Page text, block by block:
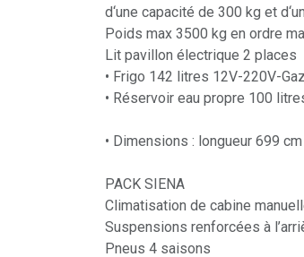
d‘une capacité de 300 kg et
Poids max 3500 kg en ordre
Lit pavillon électrique 2 places
• Frigo 142 litres 12V-220V-Gaz
• Réservoir eau propre 100
• Dimensions : longueur 699
PACK SIENA
Climatisation de cabine
Suspensions renforcées à
Pneus 4 saisons